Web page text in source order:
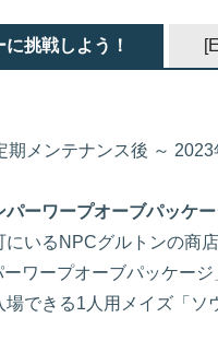
挑戦しよう！
期メンテナンス後 ～
ーワープオーブパッケ
にいるNPCグルトンの商
ーワープオーブパッケー
場できる1人用メイズ「